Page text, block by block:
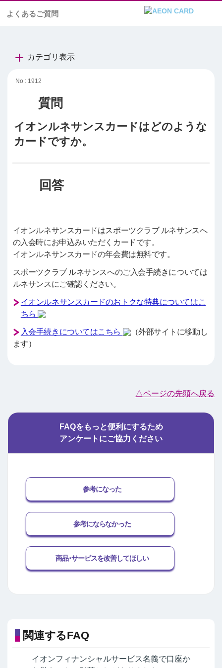
よくあるご質問
カテゴリ表示
No : 1912
イオンルネサンスカードはどのような
カードですか。
イオンルネサンスカードはスポーツクラブ ルネサンスへ
の入会時にお申込みいただくカードです。
イオンルネサンスカードの年会費は無料です。
スポーツクラブ ルネサンスへのご入会手続きについては
ルネサンスにご確認ください。
イオンルネサンスカードのおトクな特典についてはこ
ちら
入会手続きについてはこちら
（外部サイトに移動し
ます）
△ページの先頭へ戻る
FAQをもっと便利にするため
アンケートにご協力ください
参考になった
参考にならなかった
商品･サービスを改善してほしい
関連するFAQ
イオンフィナンシャルサービス名義で口座か